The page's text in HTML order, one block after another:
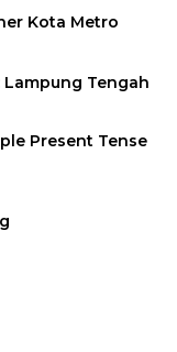
Kota Metro
Lampung Tengah
Present Tense